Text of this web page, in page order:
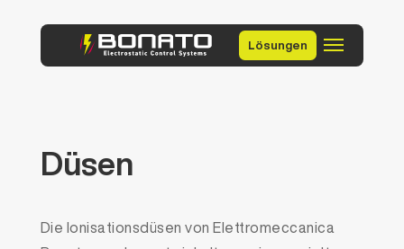
Lösungen
Düsen
Die Ionisationsdüsen von Elettromeccanica